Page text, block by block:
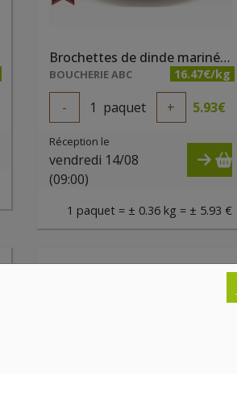
Brochettes de dinde marinées (paquet de 2 pièces)
BOUCHERIE ABC 16.47€/kg
- 1 paquet + 5.93€
Réception le
vendredi 14/08
(09:00)
1 paquet = ± 0.36 kg = ± 5.93 €